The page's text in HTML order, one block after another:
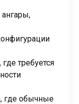
требуется
где обычные